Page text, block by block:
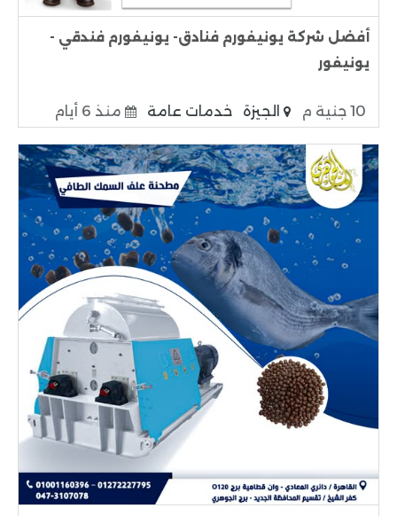
أفضل شركة يونيفورم فنادق- يونيفورم فندقي -
يونيفور
10 جنية م الجيزة خدمات عامة منذ 6 أيام